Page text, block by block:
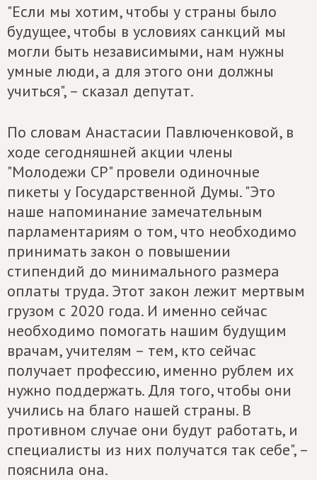
"Если мы хотим, чтобы у страны было
будущее, чтобы в условиях санкций мы
могли быть независимыми, нам нужны
умные люди, а для этого они должны
учиться", – сказал депутат.
По словам Анастасии Павлюченковой, в
ходе сегодняшней акции члены
"Молодежи СР" провели одиночные
пикеты у Государственной Думы. "Это
наше напоминание замечательным
парламентариям о том, что необходимо
принимать закон о повышении
стипендий до минимального размера
оплаты труда. Этот закон лежит мертвым
грузом с 2020 года. И именно сейчас
необходимо помогать нашим будущим
врачам, учителям – тем, кто сейчас
получает профессию, именно рублем их
нужно поддержать. Для того, чтобы они
учились на благо нашей страны. В
противном случае они будут работать, и
специалисты из них получатся так себе", –
пояснила она.